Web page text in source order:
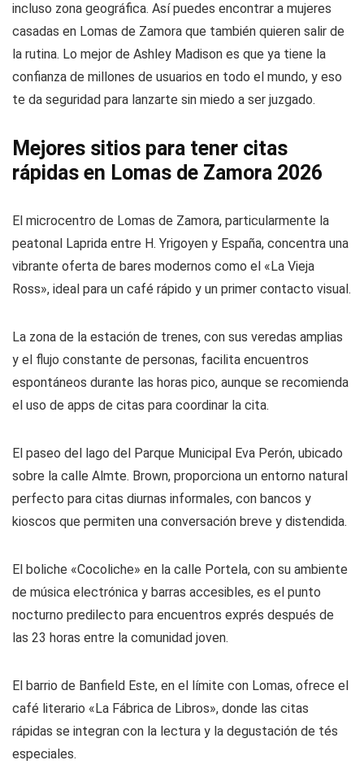
incluso zona geográfica. Así puedes encontrar a mujeres
casadas en Lomas de Zamora que también quieren salir de
la rutina. Lo mejor de Ashley Madison es que ya tiene la
confianza de millones de usuarios en todo el mundo, y eso
te da seguridad para lanzarte sin miedo a ser juzgado.
Mejores sitios para tener citas
rápidas en Lomas de Zamora 2026
El microcentro de Lomas de Zamora, particularmente la
peatonal Laprida entre H. Yrigoyen y España, concentra una
vibrante oferta de bares modernos como el «La Vieja
Ross», ideal para un café rápido y un primer contacto visual.
La zona de la estación de trenes, con sus veredas amplias
y el flujo constante de personas, facilita encuentros
espontáneos durante las horas pico, aunque se recomienda
el uso de apps de citas para coordinar la cita.
El paseo del lago del Parque Municipal Eva Perón, ubicado
sobre la calle Almte. Brown, proporciona un entorno natural
perfecto para citas diurnas informales, con bancos y
kioscos que permiten una conversación breve y distendida.
El boliche «Cocoliche» en la calle Portela, con su ambiente
de música electrónica y barras accesibles, es el punto
nocturno predilecto para encuentros exprés después de
las 23 horas entre la comunidad joven.
El barrio de Banfield Este, en el límite con Lomas, ofrece el
café literario «La Fábrica de Libros», donde las citas
rápidas se integran con la lectura y la degustación de tés
especiales.